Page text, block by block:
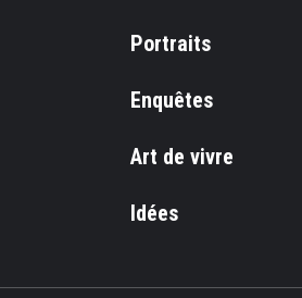
Portraits
Enquêtes
Art de vivre
Idées